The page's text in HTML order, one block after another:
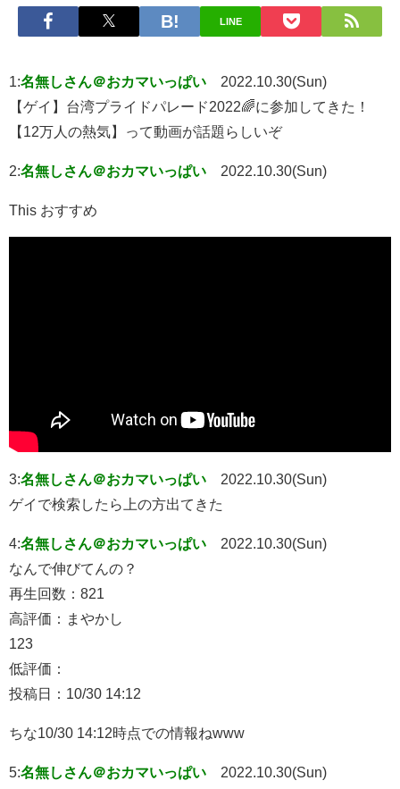
LINE
1:名無しさん＠おカマいっぱい
2022.10.30(Sun)
【ゲイ】台湾プライドパレード2022🌈に参加してきた！
【12万人の熱気】って動画が話題らしいぞ
2:名無しさん＠おカマいっぱい 2022.10.30(Sun)
This おすすめ
3:名無しさん＠おカマいっぱい
2022.10.30(Sun)
ゲイで検索したら上の方出てきた
4:名無しさん＠おカマいっぱい
2022.10.30(Sun)
なんで伸びてんの？
再生回数：821
高評価：まやかし
123
低評価：
投稿日：10/30 14:12
ちな10/30 14:12時点での情報ねwww
5:名無しさん＠おカマいっぱい
2022.10.30(Sun)